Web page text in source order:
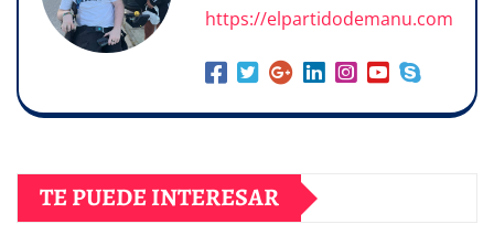
https://elpartidodemanu.com
TE PUEDE INTERESAR